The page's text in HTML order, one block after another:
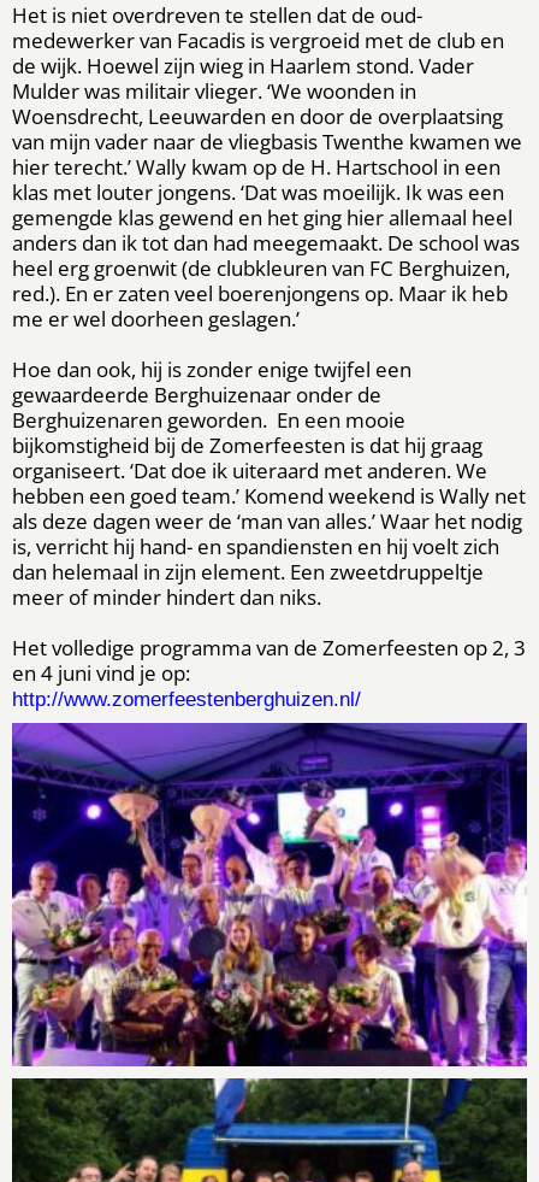
Het is niet overdreven te stellen dat de oud-
medewerker van Facadis is vergroeid met de club en
de wijk. Hoewel zijn wieg in Haarlem stond. Vader
Mulder was militair vlieger. ‘We woonden in
Woensdrecht, Leeuwarden en door de overplaatsing
van mijn vader naar de vliegbasis Twenthe kwamen we
hier terecht.’ Wally kwam op de H. Hartschool in een
klas met louter jongens. ‘Dat was moeilijk. Ik was een
gemengde klas gewend en het ging hier allemaal heel
anders dan ik tot dan had meegemaakt. De school was
heel erg groenwit (de clubkleuren van FC Berghuizen,
red.). En er zaten veel boerenjongens op. Maar ik heb
me er wel doorheen geslagen.’
Hoe dan ook, hij is zonder enige twijfel een
gewaardeerde Berghuizenaar onder de
Berghuizenaren geworden. En een mooie
bijkomstigheid bij de Zomerfeesten is dat hij graag
organiseert. ‘Dat doe ik uiteraard met anderen. We
hebben een goed team.’ Komend weekend is Wally net
als deze dagen weer de ‘man van alles.’ Waar het nodig
is, verricht hij hand- en spandiensten en hij voelt zich
dan helemaal in zijn element. Een zweetdruppeltje
meer of minder hindert dan niks.
Het volledige programma van de Zomerfeesten op 2, 3
en 4 juni vind je op:
http://www.zomerfeestenberghuizen.nl/